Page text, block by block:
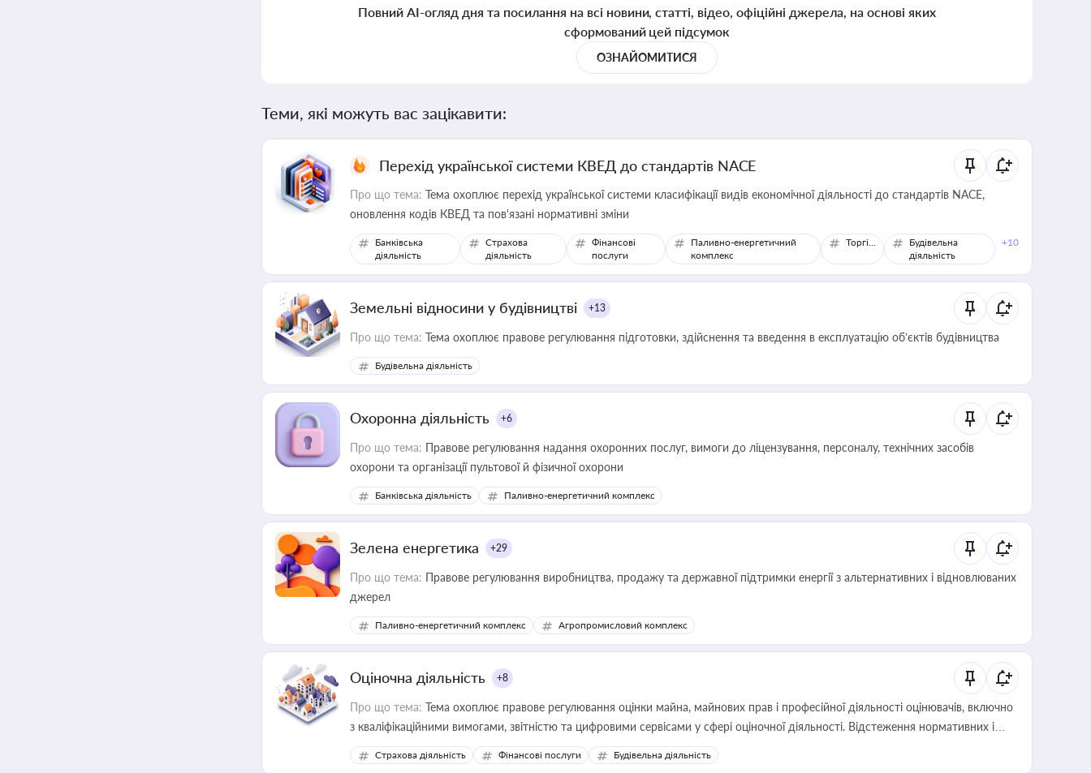
Повний AI-огляд дня та посилання на всі новини, статті, відео, офіційні джерела, на основі яких
сформований цей підсумок
ОЗНАЙОМИТИСЯ
Теми, які можуть вас зацікавити:
Перехід української системи КВЕД до стандартів NACE
Про що тема: Тема охоплює перехід української системи класифікації видів економічної діяльності до стандартів NACE,
оновлення кодів КВЕД та пов'язані нормативні зміни
Банківська
діяльність
Страхова
діяльність
Фінансові
послуги
Паливно-енергетичний
комплекс
Торгівля
Будівельна
діяльність
+10
Земельні відносини у будівництві +13
Про що тема: Тема охоплює правове регулювання підготовки, здійснення та введення в експлуатацію об’єктів будівництва
Будівельна діяльність
Охоронна діяльність +6
Про що тема: Правове регулювання надання охоронних послуг, вимоги до ліцензування, персоналу, технічних засобів
охорони та організації пультової й фізичної охорони
Банківська діяльність Паливно-енергетичний комплекс
Зелена енергетика +29
Про що тема: Правове регулювання виробництва, продажу та державної підтримки енергії з альтернативних і відновлюваних
джерел
Паливно-енергетичний комплекс Агропромисловий комплекс
Оціночна діяльність +8
Про що тема: Тема охоплює правове регулювання оцінки майна, майнових прав і професійної діяльності оцінювачів, включно
з кваліфікаційними вимогами, звітністю та цифровими сервісами у сфері оціночної діяльності. Відстеження нормативних і
медійних змін у цій сфері корисне для власника бізнесу, керівника, юриста або бухгалтера під час оподаткування,
приватизації, оренди державного майна, корпоративних угод і перевірки статусу суб'єктів оціночної діяльності
Страхова діяльність Фінансові послуги Будівельна діяльність